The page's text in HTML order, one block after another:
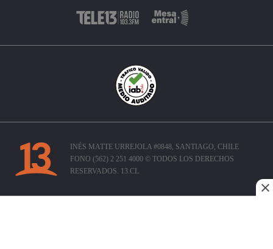
INÉS MATTE URREJOLA #0848, SANTIAGO, CHILE
FONO (562) 2 251 4000 © TODOS LOS DERECHOS
RESERVADOS. 13.CL